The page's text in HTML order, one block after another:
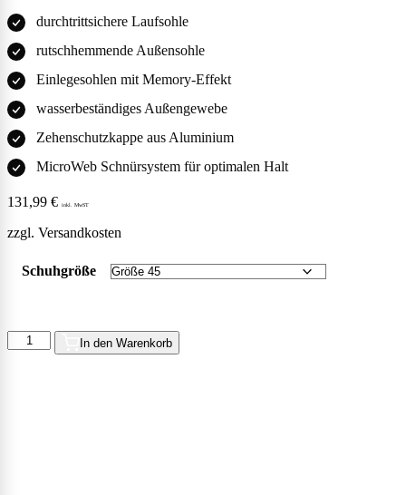
durchtrittsichere Laufsohle
rutschhemmende Außensohle
Einlegesohlen mit Memory-Effekt
wasserbeständiges Außengewebe
Zehenschutzkappe aus Aluminium
MicroWeb Schnürsystem für optimalen Halt
131,99 € inkl. MwST
zzgl. Versandkosten
Schuhgröße
In den Warenkorb